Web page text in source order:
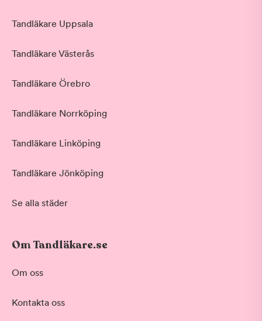
Behandling
Akut tandvård
Tandläkare Uppsala
Tandläkare Västerås
Tandläkare Örebro
Tandläkare Norrköping
Tandläkare Linköping
Tandläkare Jönköping
Se alla städer
Om Tandläkare.se
Om oss
Kontakta oss